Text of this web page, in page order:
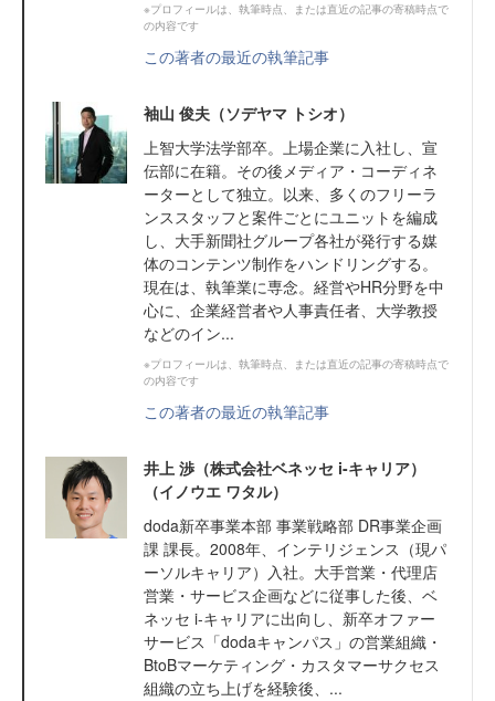
※プロフィールは、執筆時点、または直近の記事の寄稿時点で
の内容です
この著者の最近の執筆記事
袖山 俊夫（ソデヤマ トシオ）
上智大学法学部卒。上場企業に入社し、宣
伝部に在籍。その後メディア・コーディネ
ーターとして独立。以来、多くのフリーラ
ンススタッフと案件ごとにユニットを編成
し、大手新聞社グループ各社が発行する媒
体のコンテンツ制作をハンドリングする。
現在は、執筆業に専念。経営やHR分野を中
心に、企業経営者や人事責任者、大学教授
などのイン...
※プロフィールは、執筆時点、または直近の記事の寄稿時点で
の内容です
この著者の最近の執筆記事
井上 渉（株式会社ベネッセ i-キャリア）
（イノウエ ワタル）
doda新卒事業本部 事業戦略部 DR事業企画
課 課長。2008年、インテリジェンス（現パ
ーソルキャリア）入社。大手営業・代理店
営業・サービス企画などに従事した後、ベ
ネッセ i-キャリアに出向し、新卒オファー
サービス「dodaキャンパス」の営業組織・
BtoBマーケティング・カスタマーサクセス
組織の立ち上げを経験後、...